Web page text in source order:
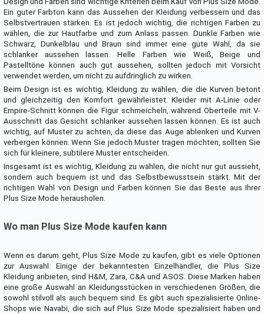
Ein guter Farbton kann das Aussehen der Kleidung verbessern und das
Selbstvertrauen stärken. Es ist jedoch wichtig, die richtigen Farben zu
wählen, die zur Hautfarbe und zum Anlass passen. Dunkle Farben wie
Schwarz, Dunkelblau und Braun sind immer eine gute Wahl, da sie
schlanker aussehen lassen. Helle Farben wie Weiß, Beige und
Pastelltöne können auch gut aussehen, sollten jedoch mit Vorsicht
verwendet werden, um nicht zu aufdringlich zu wirken.
Beim Design ist es wichtig, Kleidung zu wählen, die die Kurven betont
und gleichzeitig den Komfort gewährleistet. Kleider mit A-Linie oder
Empire-Schnitt können die Figur schmeicheln, während Oberteile mit V-
Ausschnitt das Gesicht schlanker aussehen lassen können. Es ist auch
wichtig, auf Muster zu achten, da diese das Auge ablenken und Kurven
verbergen können. Wenn Sie jedoch Muster tragen möchten, sollten Sie
sich für kleinere, subtilere Muster entscheiden.
Insgesamt ist es wichtig, Kleidung zu wählen, die nicht nur gut aussieht,
sondern auch bequem ist und das Selbstbewusstsein stärkt. Mit der
richtigen Wahl von Design und Farben können Sie das Beste aus Ihrer
Plus Size Mode herausholen.
Wo man Plus Size Mode kaufen kann
Wenn es darum geht, Plus Size Mode zu kaufen, gibt es viele Optionen
zur Auswahl. Einige der bekanntesten Einzelhändler, die Plus Size
Kleidung anbieten, sind H&M, Zara, C&A und ASOS. Diese Marken haben
eine große Auswahl an Kleidungsstücken in verschiedenen Größen, die
sowohl stilvoll als auch bequem sind. Es gibt auch spezialisierte Online-
Shops wie Navabi, die sich auf Plus Size Mode spezialisiert haben und